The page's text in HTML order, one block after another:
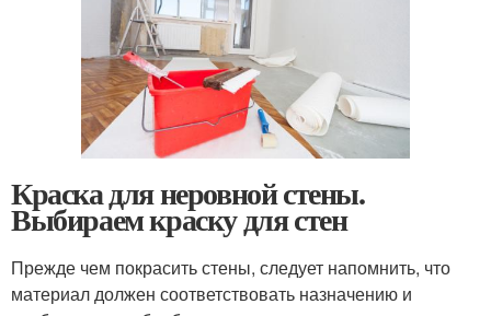
Краска для неровной стены.
Выбираем краску для стен
Прежде чем покрасить стены, следует напомнить, что
материал должен соответствовать назначению и